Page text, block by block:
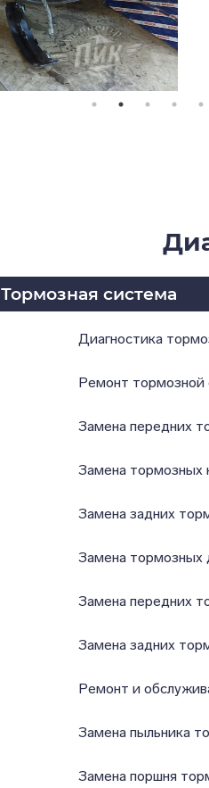
Тормозная система
Диагностика
Ремонт тормозной
Замена передних
Замена тормозных
Замена задних
Замена тормозных
Замена передних
Замена задних
Ремонт и
Замена пыльника
Замена поршня